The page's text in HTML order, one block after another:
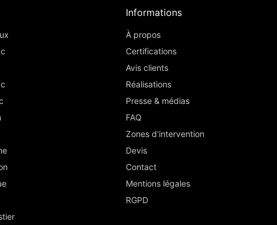
Informations
À propos
Certifications
Avis clients
Réalisations
Presse & médias
FAQ
Zones d'intervention
Devis
Contact
Mentions légales
RGPD